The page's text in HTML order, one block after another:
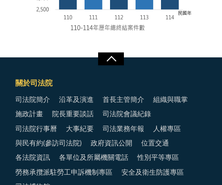
關於司法院
司法院簡介 沿革及演進 首長主管簡介 組織與職掌
施政計畫 院長重要談話 司法院會議紀錄
司法院行事曆 大事紀要 司法業務年報 人權專區
與民有約(參訪司法院) 政府資訊公開 位置交通
各法院資訊 各單位及所屬機關電話 性別平等專區
勞務承攬派駐勞工申訴機制專區 安全及衛生防護專區